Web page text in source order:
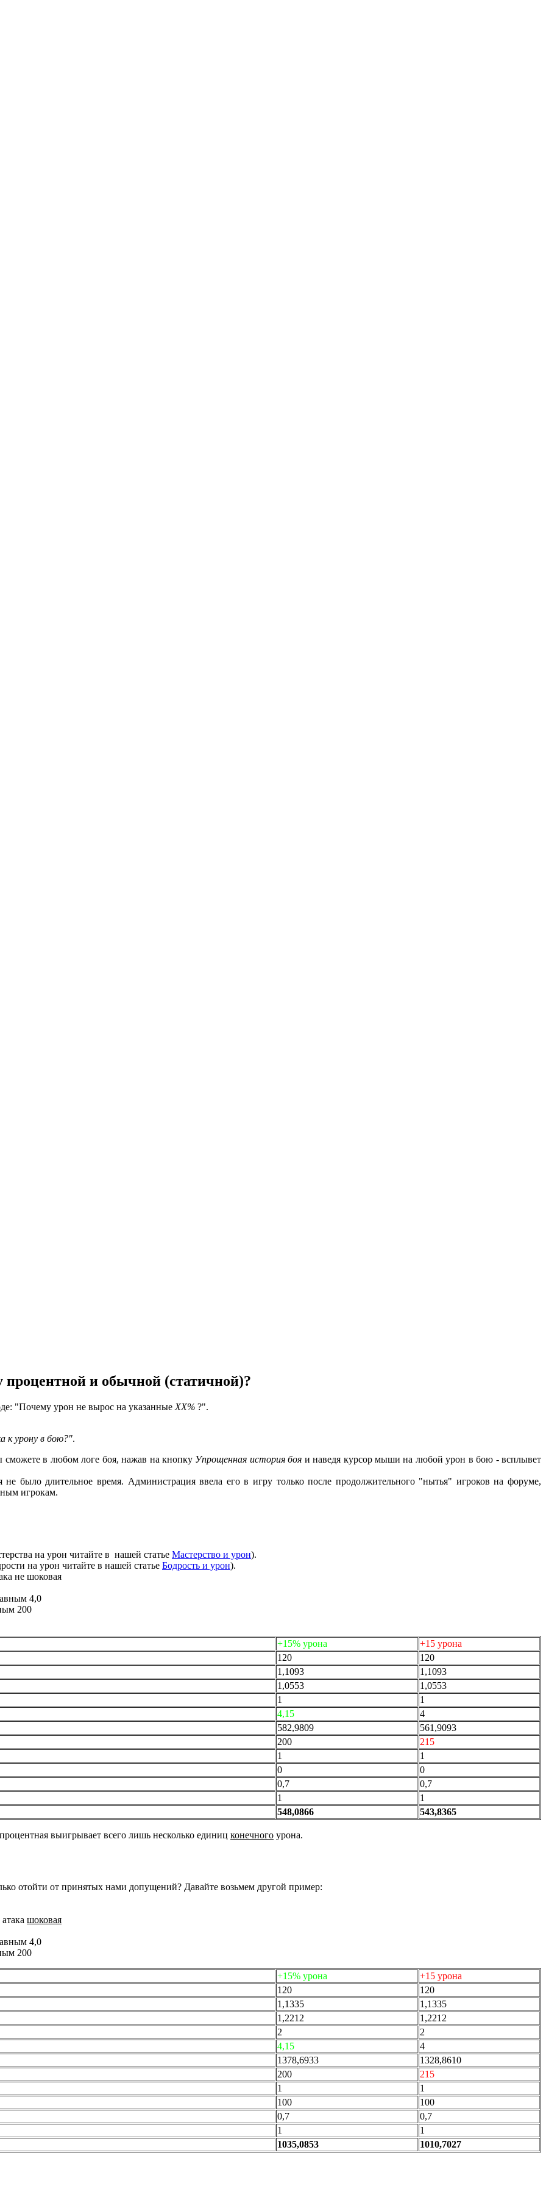
и обычной (статичной)?
"Почему урон не вырос на указанные ХХ% ?".
к урону в бою?".
сможете в любом логе боя, нажав на кнопку Упрощенная история боя и наведя курсор мыши на любой урон в бою - всплывет
было длительное время. Администрация ввела его в игру только после продолжительного "нытья" игроков на форуме,
игрокам.
на урон читайте в нашей статье Мастерство и урон).
на урон читайте в нашей статье Бодрость и урон).
не шоковая
4,0
200
+15% урона
+15 урона
120
120
1,1093
1,1093
1,0553
1,0553
1
1
4,15
4
582,9809
561,9093
200
215
1
1
0
0
0,7
0,7
1
1
548,0866 543,8365
выигрывает всего лишь несколько единиц конечного урона.
отойти от принятых нами допущений? Давайте возьмем другой пример:
шоковая
4,0
200
+15% урона
+15 урона
120
120
1,1335
1,1335
1,2212
1,2212
2
2
4,15
4
1378,6933
1328,8610
200
215
1
1
100
100
0,7
0,7
1
1
1035,0853 1010,7027